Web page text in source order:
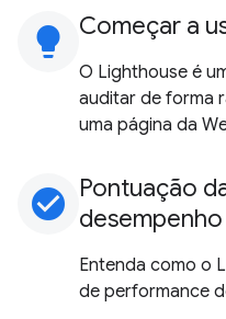
lightbulb Começar a
O Lighthouse é
auditar de forma
uma página da
check_circle Pontuação
desempenho
Entenda como o
de performance